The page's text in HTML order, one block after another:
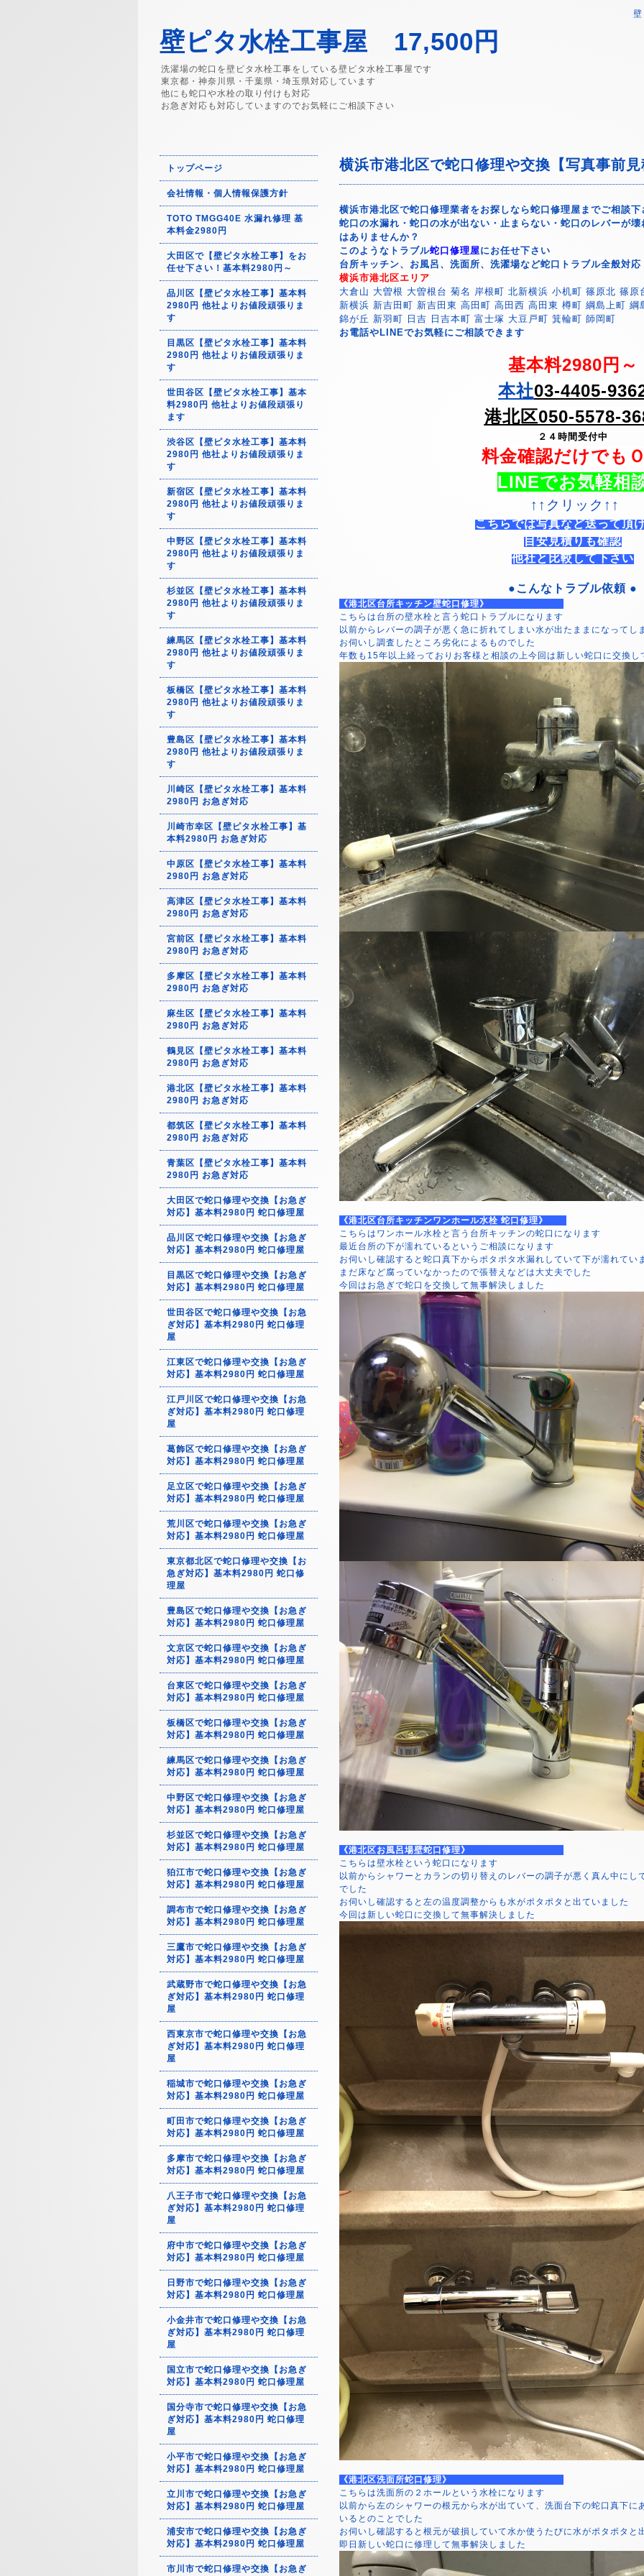
壁ピタ水栓工事屋 17,500円
洗濯場の蛇口を壁ピタ水栓工事をしている壁ピタ水栓工事屋です
東京都・神奈川県・千葉県・埼玉県対応しています
他にも蛇口や水栓の取り付けも対応
お急ぎ対応も対応していますのでお気軽にご相談下さい
横浜市港北区で蛇口修理や交換【写真事前
横浜市港北区で蛇口修理業者をお探しなら蛇口修理屋までご相談下
蛇口の水漏れ・蛇口の水が出ない・止まらない・蛇口のレバーが
はありませんか？
このようなトラブル蛇口修理屋にお任せ下さい
台所キッチン、お風呂、洗面所、洗濯場など蛇口トラブル全般対応
横浜市港北区エリア
大倉山 大曽根 大曽根台 菊名 岸根町 北新横浜 小机町 篠原北 篠
新横浜 新吉田町 新吉田東 高田町 高田西 高田東 樽町 綱島上町
錦が丘 新羽町 日吉 日吉本町 富士塚 大豆戸町 箕輪町 師岡町
お電話やLINEでお気軽にご相談できます
基本料2980円～
本社03-4405-
港北区050-5578-
２４時間受付中
料金確認だけでも
LINEでお気軽相
↑↑クリック↑↑
こちらでは写真など送って頂
目安見積りも確認
他社と比較して下さい
●こんなトラブル依頼 ●
《港北区台所キッチン壁蛇口修理》
こちらは台所の壁水栓と言う蛇口トラブルになります
以前からレバーの調子が悪く急に折れてしまい水が出たままになってし
お伺いし調査したところ劣化によるものでした
年数も15年以上経っておりお客様と相談の上今回は新しい蛇口に交換し
《港北区台所キッチンワンホール水栓 蛇口修理》
こちらはワンホール水栓と言う台所キッチンの蛇口になります
最近台所の下が濡れているというご相談になります
お伺いし確認すると蛇口真下からポタポタ水漏れしていて下が濡れてい
まだ床など腐っていなかったので張替えなどは大丈夫でした
今回はお急ぎで蛇口を交換して無事解決しました
《港北区お風呂場壁蛇口修理》
こちらは壁水栓という蛇口になります
以前からシャワーとカランの切り替えのレバーの調子が悪く真ん中に
でした
お伺いし確認すると左の温度調整からも水がポタポタと出ていました
今回は新しい蛇口に交換して無事解決しました
《港北区洗面所蛇口修理》
こちらは洗面所の２ホールという水栓になります
以前から左のシャワーの根元から水が出ていて、洗面台下の蛇口真下
いるとのことでした
お伺いし確認すると根元が破損していて水か使うたびに水がポタポタと
即日新しい蛇口に修理して無事解決しました
トップページ
会社情報・個人情報保護方針
TOTO TMGG40E 水漏れ修理 基
本料金2980円
大田区で【壁ピタ水栓工事】をお
任せ下さい！基本料2980円～
品川区【壁ピタ水栓工事】基本料
2980円 他社よりお値段頑張りま
す
目黒区【壁ピタ水栓工事】基本料
2980円 他社よりお値段頑張りま
す
世田谷区【壁ピタ水栓工事】基本
料2980円 他社よりお値段頑張り
ます
渋谷区【壁ピタ水栓工事】基本料
2980円 他社よりお値段頑張りま
す
新宿区【壁ピタ水栓工事】基本料
2980円 他社よりお値段頑張りま
す
中野区【壁ピタ水栓工事】基本料
2980円 他社よりお値段頑張りま
す
杉並区【壁ピタ水栓工事】基本料
2980円 他社よりお値段頑張りま
す
練馬区【壁ピタ水栓工事】基本料
2980円 他社よりお値段頑張りま
す
板橋区【壁ピタ水栓工事】基本料
2980円 他社よりお値段頑張りま
す
豊島区【壁ピタ水栓工事】基本料
2980円 他社よりお値段頑張りま
す
川崎区【壁ピタ水栓工事】基本料
2980円 お急ぎ対応
川崎市幸区【壁ピタ水栓工事】基
本料2980円 お急ぎ対応
中原区【壁ピタ水栓工事】基本料
2980円 お急ぎ対応
高津区【壁ピタ水栓工事】基本料
2980円 お急ぎ対応
宮前区【壁ピタ水栓工事】基本料
2980円 お急ぎ対応
多摩区【壁ピタ水栓工事】基本料
2980円 お急ぎ対応
麻生区【壁ピタ水栓工事】基本料
2980円 お急ぎ対応
鶴見区【壁ピタ水栓工事】基本料
2980円 お急ぎ対応
港北区【壁ピタ水栓工事】基本料
2980円 お急ぎ対応
都筑区【壁ピタ水栓工事】基本料
2980円 お急ぎ対応
青葉区【壁ピタ水栓工事】基本料
2980円 お急ぎ対応
大田区で蛇口修理や交換【お急ぎ
対応】基本料2980円 蛇口修理屋
品川区で蛇口修理や交換【お急ぎ
対応】基本料2980円 蛇口修理屋
目黒区で蛇口修理や交換【お急ぎ
対応】基本料2980円 蛇口修理屋
世田谷区で蛇口修理や交換【お急
ぎ対応】基本料2980円 蛇口修理
屋
江東区で蛇口修理や交換【お急ぎ
対応】基本料2980円 蛇口修理屋
江戸川区で蛇口修理や交換【お急
ぎ対応】基本料2980円 蛇口修理
屋
葛飾区で蛇口修理や交換【お急ぎ
対応】基本料2980円 蛇口修理屋
足立区で蛇口修理や交換【お急ぎ
対応】基本料2980円 蛇口修理屋
荒川区で蛇口修理や交換【お急ぎ
対応】基本料2980円 蛇口修理屋
東京都北区で蛇口修理や交換【お
急ぎ対応】基本料2980円 蛇口修
理屋
豊島区で蛇口修理や交換【お急ぎ
対応】基本料2980円 蛇口修理屋
文京区で蛇口修理や交換【お急ぎ
対応】基本料2980円 蛇口修理屋
台東区で蛇口修理や交換【お急ぎ
対応】基本料2980円 蛇口修理屋
板橋区で蛇口修理や交換【お急ぎ
対応】基本料2980円 蛇口修理屋
練馬区で蛇口修理や交換【お急ぎ
対応】基本料2980円 蛇口修理屋
中野区で蛇口修理や交換【お急ぎ
対応】基本料2980円 蛇口修理屋
杉並区で蛇口修理や交換【お急ぎ
対応】基本料2980円 蛇口修理屋
狛江市で蛇口修理や交換【お急ぎ
対応】基本料2980円 蛇口修理屋
調布市で蛇口修理や交換【お急ぎ
対応】基本料2980円 蛇口修理屋
三鷹市で蛇口修理や交換【お急ぎ
対応】基本料2980円 蛇口修理屋
武蔵野市で蛇口修理や交換【お急
ぎ対応】基本料2980円 蛇口修理
屋
西東京市で蛇口修理や交換【お急
ぎ対応】基本料2980円 蛇口修理
屋
稲城市で蛇口修理や交換【お急ぎ
対応】基本料2980円 蛇口修理屋
町田市で蛇口修理や交換【お急ぎ
対応】基本料2980円 蛇口修理屋
多摩市で蛇口修理や交換【お急ぎ
対応】基本料2980円 蛇口修理屋
八王子市で蛇口修理や交換【お急
ぎ対応】基本料2980円 蛇口修理
屋
府中市で蛇口修理や交換【お急ぎ
対応】基本料2980円 蛇口修理屋
日野市で蛇口修理や交換【お急ぎ
対応】基本料2980円 蛇口修理屋
小金井市で蛇口修理や交換【お急
ぎ対応】基本料2980円 蛇口修理
屋
国立市で蛇口修理や交換【お急ぎ
対応】基本料2980円 蛇口修理屋
国分寺市で蛇口修理や交換【お急
ぎ対応】基本料2980円 蛇口修理
屋
小平市で蛇口修理や交換【お急ぎ
対応】基本料2980円 蛇口修理屋
立川市で蛇口修理や交換【お急ぎ
対応】基本料2980円 蛇口修理屋
浦安市で蛇口修理や交換【お急ぎ
対応】基本料2980円 蛇口修理屋
市川市で蛇口修理や交換【お急ぎ